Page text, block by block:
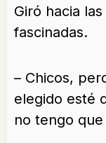
Giró hacia
fascinadas.
– Chicos,
elegido esté
no tengo